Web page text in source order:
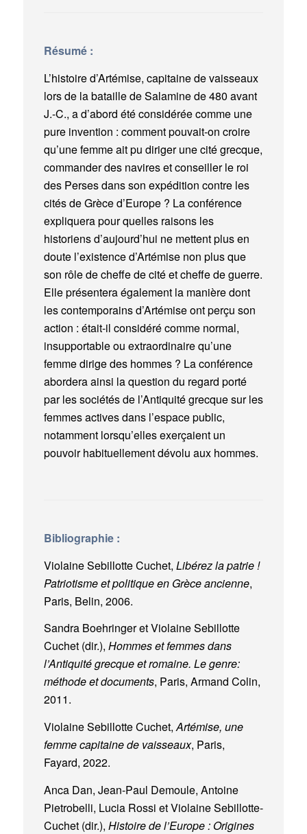
Résumé :
L’histoire d’Artémise, capitaine de vaisseaux
lors de la bataille de Salamine de 480 avant
J.-C., a d’abord été considérée comme une
pure invention : comment pouvait-on croire
qu’une femme ait pu diriger une cité grecque,
commander des navires et conseiller le roi
des Perses dans son expédition contre les
cités de Grèce d’Europe ? La conférence
expliquera pour quelles raisons les
historiens d’aujourd’hui ne mettent plus en
doute l’existence d’Artémise non plus que
son rôle de cheffe de cité et cheffe de guerre.
Elle présentera également la manière dont
les contemporains d’Artémise ont perçu son
action : était-il considéré comme normal,
insupportable ou extraordinaire qu’une
femme dirige des hommes ? La conférence
abordera ainsi la question du regard porté
par les sociétés de l’Antiquité grecque sur les
femmes actives dans l’espace public,
notamment lorsqu’elles exerçaient un
pouvoir habituellement dévolu aux hommes.
Bibliographie :
Violaine Sebillotte Cuchet, Libérez la patrie !
Patriotisme et politique en Grèce ancienne,
Paris, Belin, 2006.
Sandra Boehringer et Violaine Sebillotte
Cuchet (dir.), Hommes et femmes dans
l’Antiquité grecque et romaine. Le genre:
méthode et documents, Paris, Armand Colin,
2011.
Violaine Sebillotte Cuchet,Artémise, une
femme capitaine de vaisseaux, Paris,
Fayard, 2022.
Anca Dan, Jean-Paul Demoule, Antoine
Pietrobelli, Lucia Rossi et Violaine Sebillotte-
Cuchet (dir.), Histoire de l’Europe : Origines